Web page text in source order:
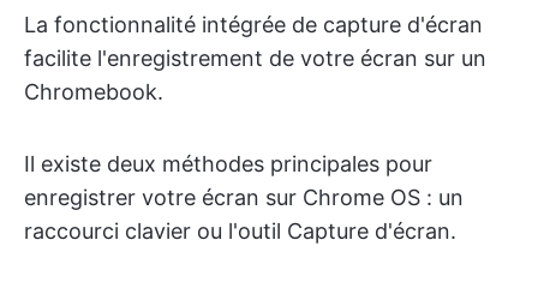
La fonctionnalité intégrée de capture d'écran
facilite l'enregistrement de votre écran sur un
Chromebook.
Il existe deux méthodes principales pour
enregistrer votre écran sur Chrome OS : un
raccourci clavier ou l'outil Capture d'écran.